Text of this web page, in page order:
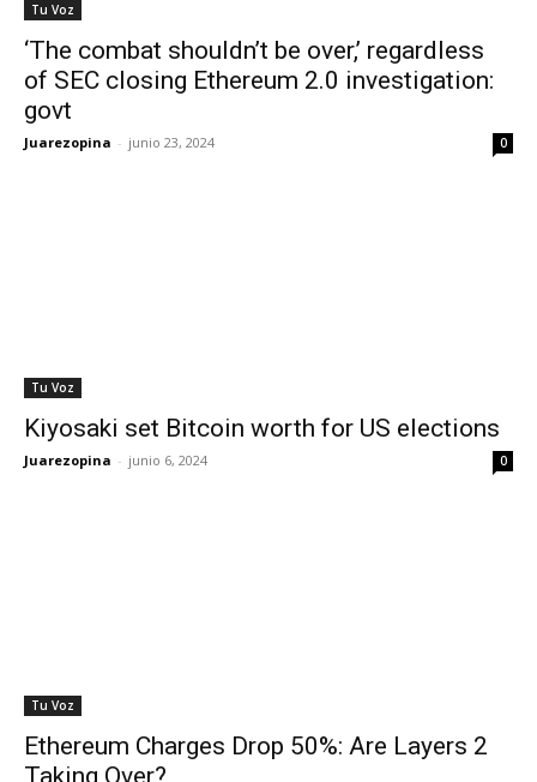
Tu Voz
‘The combat shouldn’t be over,’ regardless
of SEC closing Ethereum 2.0 investigation:
govt
Juarezopina - junio 23, 2024 0
Tu Voz
Kiyosaki set Bitcoin worth for US elections
Juarezopina - junio 6, 2024 0
Tu Voz
Ethereum Charges Drop 50%: Are Layers 2
Taking Over?